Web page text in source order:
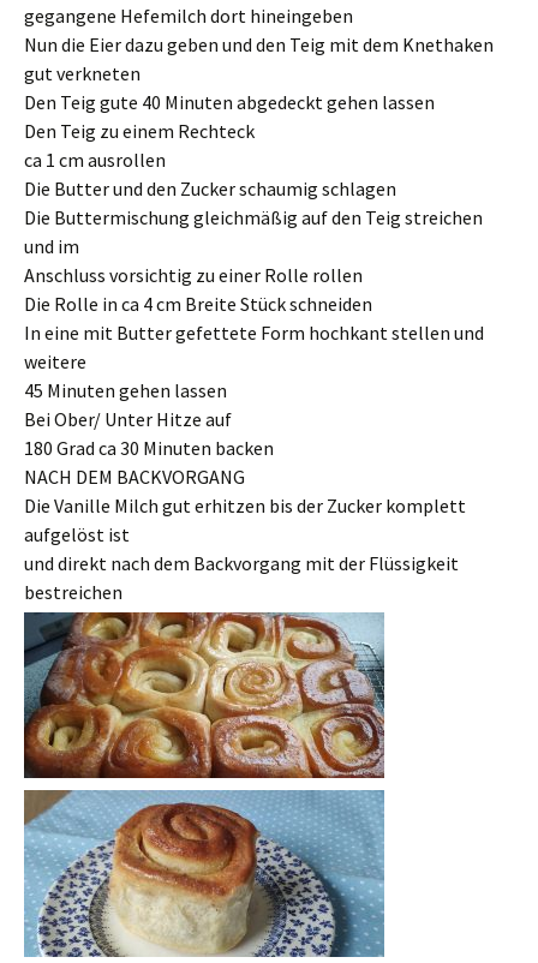
gegangene Hefemilch dort hineingeben
Nun die Eier dazu geben und den Teig mit dem Knethaken
gut verkneten
Den Teig gute 40 Minuten abgedeckt gehen lassen
Den Teig zu einem Rechteck
ca 1 cm ausrollen
Die Butter und den Zucker schaumig schlagen
Die Buttermischung gleichmäßig auf den Teig streichen
und im
Anschluss vorsichtig zu einer Rolle rollen
Die Rolle in ca 4 cm Breite Stück schneiden
In eine mit Butter gefettete Form hochkant stellen und
weitere
45 Minuten gehen lassen
Bei Ober/ Unter Hitze auf
180 Grad ca 30 Minuten backen
NACH DEM BACKVORGANG
Die Vanille Milch gut erhitzen bis der Zucker komplett
aufgelöst ist
und direkt nach dem Backvorgang mit der Flüssigkeit
bestreichen